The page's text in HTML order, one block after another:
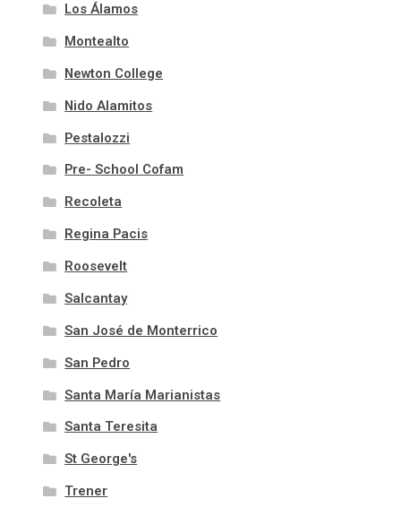
Los Álamos
Montealto
Newton College
Nido Alamitos
Pestalozzi
Pre- School Cofam
Recoleta
Regina Pacis
Roosevelt
Salcantay
San José de Monterrico
San Pedro
Santa María Marianistas
Santa Teresita
St George's
Trener